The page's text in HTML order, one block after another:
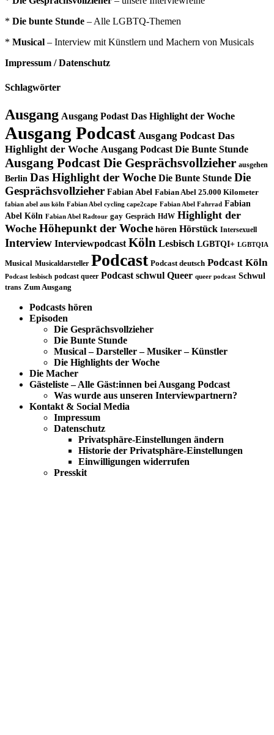
* Die bunte Stunde – Alle LGBTQ-Themen
* Musical – Interview mit Künstlern und Machern von Musicals
Impressum / Datenschutz
Schlagwörter
Ausgang Ausgang Podast Das Highlight der Woche
Ausgang Podcast Ausgang Podcast Das
Highlight der Woche Ausgang Podcast Die Bunte Stunde
Ausgang Podcast Die Gesprächsvollzieher ausgehen
Berlin Das Highlight der Woche Die Bunte Stunde Die
Gesprächsvollzieher Fabian Abel Fabian Abel 25.000 Kilometer
fabian abel aus köln Fabian Abel cycling cape2cape Fabian Abel Fahrrad Fabian
Abel Köln Fabian Abel Radtour gay Gespräch HdW Highlight der
Woche Höhepunkt der Woche hören Hörstück Intersexuell
Interview Interviewpodcast Köln Lesbisch LGBTQI+ LGBTQIA
Musical Musicaldarsteller Podcast Podcast deutsch Podcast Köln
Podcast lesbisch podcast queer Podcast schwul Queer queer podcast Schwul
trans Zum Ausgang
Podcasts hören
Episoden
Die Gesprächsvollzieher
Die Bunte Stunde
Musical – Darsteller – Musiker – Künstler
Die Highlights der Woche
Die Macher
Gästeliste – Alle Gäst:innen bei Ausgang Podcast
Was wurde aus unseren Interviewpartnern?
Kontakt & Social Media
Impressum
Datenschutz
Privatsphäre-Einstellungen ändern
Historie der Privatsphäre-Einstellungen
Einwilligungen widerrufen
Presskit